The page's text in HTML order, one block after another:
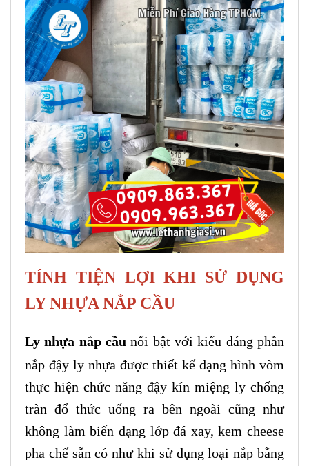
TÍNH TIỆN LỢI KHI SỬ DỤNG
LY NHỰA NẮP CẦU
Ly nhựa nắp cầu nổi bật với kiểu dáng phần
nắp đậy ly nhựa được thiết kế dạng hình vòm
thực hiện chức năng đậy kín miệng ly chống
tràn đổ thức uống ra bên ngoài cũng như
không làm biến dạng lớp đá xay, kem cheese
pha chế sẵn có như khi sử dụng loại nắp bằng